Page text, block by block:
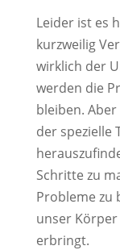
Leider ist es
kurzweilig
wirklich der
werden die
bleiben.
der spezielle
Schritte zu
Probleme zu
unser
erbringt.